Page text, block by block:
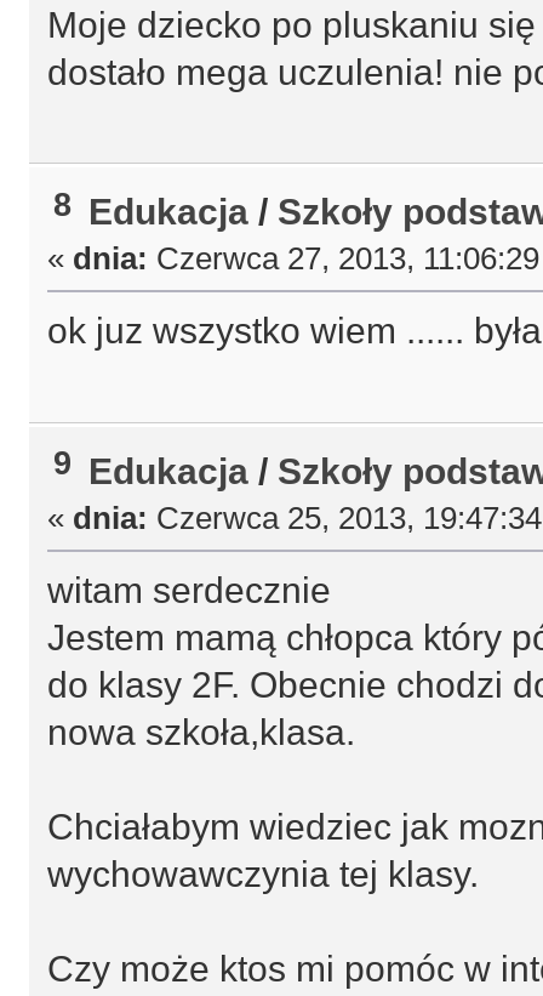
Moje dziecko po pluskaniu
dostało mega uczulenia! nie
8 Edukacja / Szkoły
« dnia: Czerwca 27, 2013,
ok juz wszystko wiem ......
9 Edukacja / Szkoły
« dnia: Czerwca 25, 2013,
witam serdecznie
Jestem mamą chłopca który
do klasy 2F. Obecnie chodzi
nowa szkoła,klasa.
Chciałabym wiedziec jak
wychowawczynia tej klasy.
Czy może ktos mi pomóc w